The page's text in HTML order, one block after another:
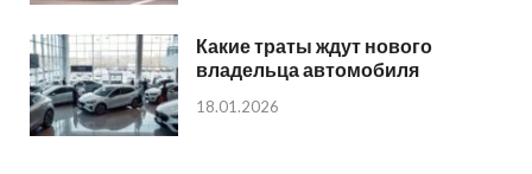
Какие траты ждут нового
владельца автомобиля
18.01.2026